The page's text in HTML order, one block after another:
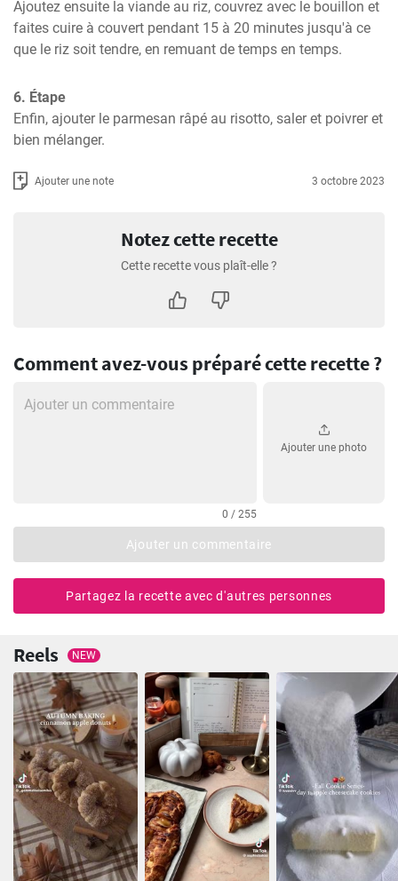
Ajoutez ensuite la viande au riz, couvrez avec le bouillon et
faites cuire à couvert pendant 15 à 20 minutes jusqu'à ce
que le riz soit tendre, en remuant de temps en temps.
6. Étape
Enfin, ajouter le parmesan râpé au risotto, saler et poivrer et
bien mélanger.
Ajouter une note 3 octobre 2023
Notez cette recette
Cette recette vous plaît-elle ?
Comment avez-vous préparé cette recette ?
0 / 255
Ajouter une photo
Ajouter un commentaire
Partagez la recette avec d'autres personnes
Reels NEW